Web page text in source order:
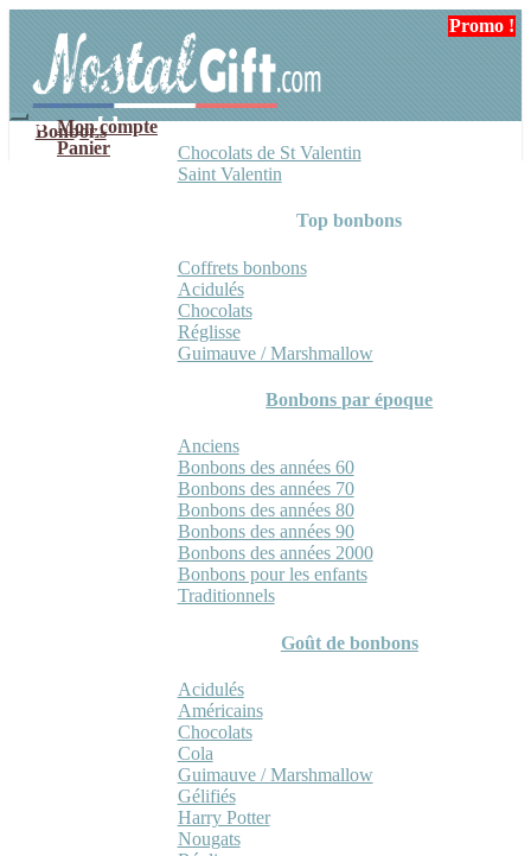
navigation
contenu
Mon compte
Panier
Bonbons
Chocolats de St Valentin
Saint Valentin
Top bonbons
Coffrets bonbons
Acidulés
Chocolats
Réglisse
Guimauve / Marshmallow
Bonbons par époque
Anciens
Bonbons des années 60
Bonbons des années 70
Bonbons des années 80
Bonbons des années 90
Bonbons des années 2000
Bonbons pour les enfants
Traditionnels
Goût de bonbons
Acidulés
Américains
Chocolats
Cola
Guimauve / Marshmallow
Gélifiés
Harry Potter
Nougats
Promo !